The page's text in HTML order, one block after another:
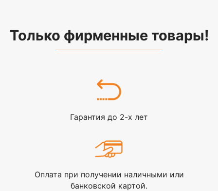
Только фирменные товары!
Гарантия до 2-х лет
Оплата при получении наличными или
банковской картой.